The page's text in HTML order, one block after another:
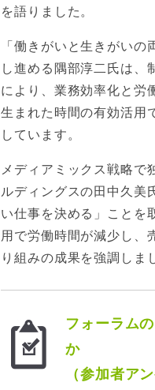
を語りました。
「働きがいと生きがい
し進める隅部淳二氏は、
により、業務効率化と労
生まれた時間の有効活用
しています。
メディアミックス戦略で
ルディングスの田中久美
い仕事を決める」ことを
用で労働時間が減少し、
り組みの成果を強調しま
フォーラム
か
（参加者ア